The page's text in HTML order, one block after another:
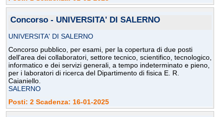
Concorso - UNIVERSITA' DI SALERNO
UNIVERSITA' DI SALERNO
Concorso pubblico, per esami, per la copertura di due posti
dell'area dei collaboratori, settore tecnico, scientifico, tecnologico,
informatico e dei servizi generali, a tempo indeterminato e pieno,
per i laboratori di ricerca del Dipartimento di fisica E. R.
Caianiello.
SALERNO
Posti: 2 Scadenza: 16-01-2025